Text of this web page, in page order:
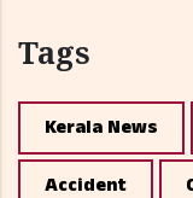
Tags
Kerala News
Accident